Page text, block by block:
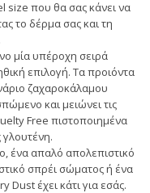
size που θα σας κάνει να
το δέρμα σας και τη
μία υπέροχη σειρά
επιλογή. Τα προιόντα
ζαχαροκάλαμου
και μειώνει τις
Free πιστοποιημένα
ένα απαλό απολεπιστικό
σπρέι σώματος ή ένα
Dust έχει κάτι για εσάς.